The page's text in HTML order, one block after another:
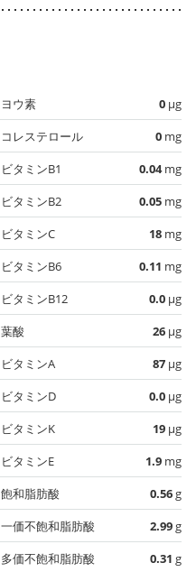
ヨウ素 0 µg
コレステロール
0 mg
ビタミンB1
0.04mg
ビタミンB2
0.05 mg
ビタミンC
18 mg
ビタミンB6
0.11 mg
ビタミンB12
0.0 µg
葉酸
26 µg
ビタミンA
87 µg
ビタミンD
0.0 µg
ビタミンK
19 µg
ビタミンE
1.9 mg
飽和脂肪酸
0.56g
一価不飽和脂肪酸
2.99g
多価不飽和脂肪酸
0.31 g